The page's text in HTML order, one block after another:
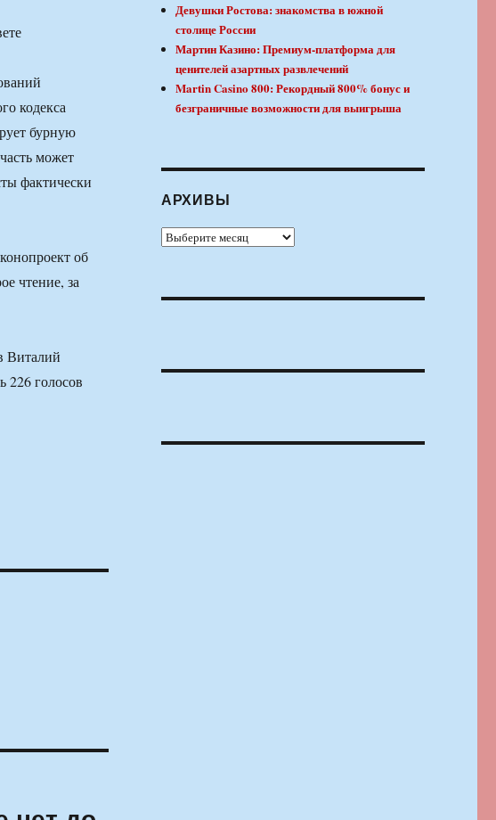
кодекса
бурную
может
фактически
об
чтение, за
Виталий
226 голосов
Девушки Ростова: знакомства в южной
столице России
Мартин Казино: Премиум-платформа для
ценителей азартных развлечений
Martin Casino 800: Рекордный 800% бонус и
безграничные возможности для выигрыша
АРХИВЫ
Архивы